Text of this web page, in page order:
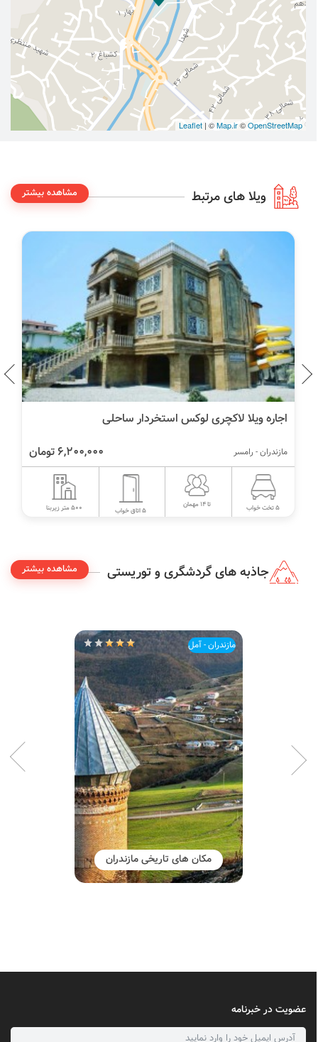
Leaflet | ©Map.ir©OpenStreetMap
ویلا های مرتبط مشاهده بیشتر
اجاره ویلا لاکچری لوکس استخردار ساحلی
6,200,000 تومان مازندران - رامسر
5 تخت خواب تا 14 مهمان
5 اتاق خواب 500 متر زیربنا
جاذبه های گردشگری و توریستی مشاهده بیشتر
مازندران - آمل
مکان های تاریخی مازندران
عضویت در خبرنامه